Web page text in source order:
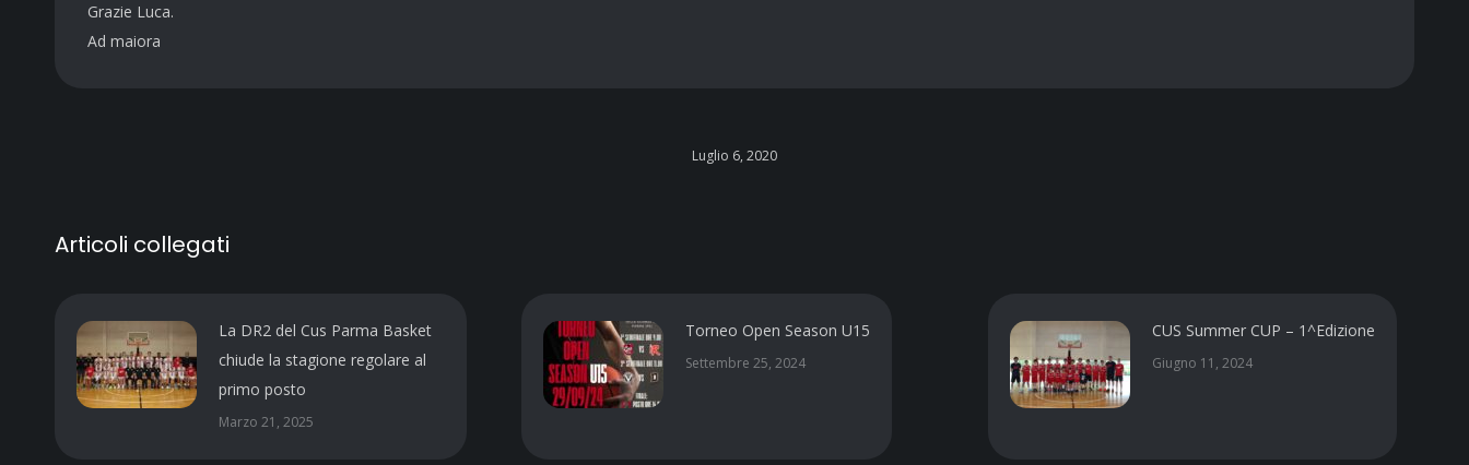
Grazie Luca.
Ad maiora
Luglio 6, 2020
Articoli collegati
La DR2 del Cus Parma Basket
chiude la stagione regolare al
primo posto
Marzo 21, 2025
Torneo Open Season U15
Settembre 25, 2024
CUS Summer CUP – 1^Edizione
Giugno 11, 2024